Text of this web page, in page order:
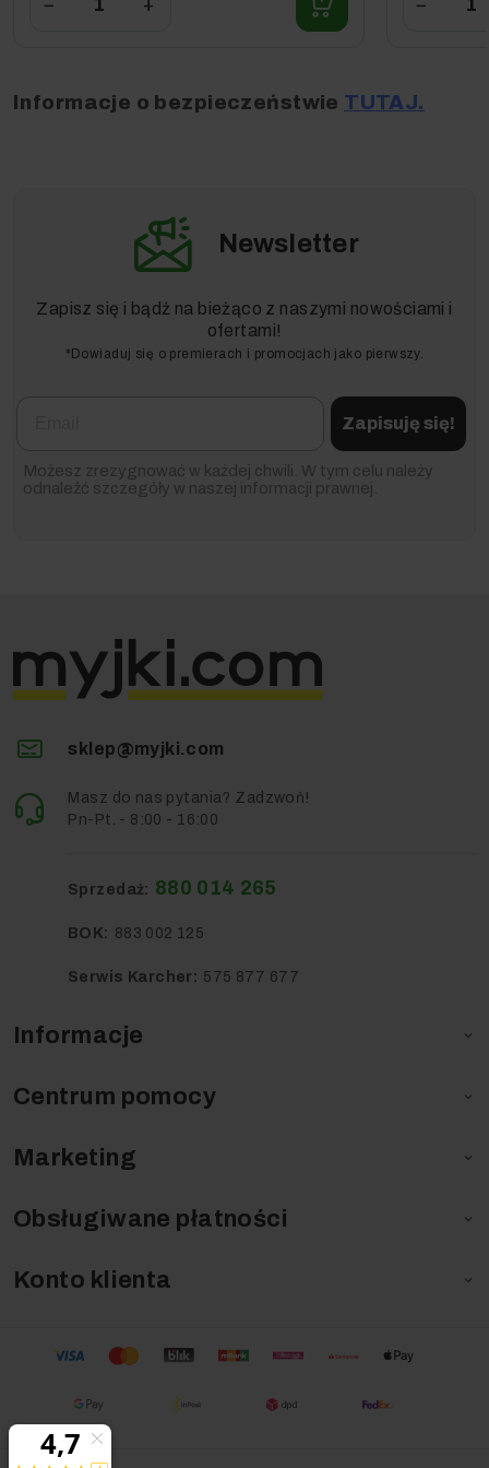
− + −
Informacje o bezpieczeństwie TUTAJ.
Newsletter
Zapisz się i bądź na bieżąco z naszymi nowościami i
ofertami!
*Dowiaduj się o premierach i promocjach jako pierwszy.
Zapisuję się!
Możesz zrezygnować w każdej chwili. W tym celu należy
odnaleźć szczegóły w naszej informacji prawnej.
Informacje 
Centrum pomocy 
Marketing 
Obsługiwane płatności 
Konto klienta 
sklep@myjki.com
Masz do nas pytania? Zadzwoń!
Pn-Pt. - 8:00 - 16:00
Sprzedaż: 880 014 265
BOK: 883 002 125
Serwis Karcher: 575 877 677